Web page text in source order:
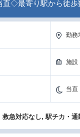
直◇最寄り駅から徒
勤務
施設
当直
急対応なし, 駅チカ・通